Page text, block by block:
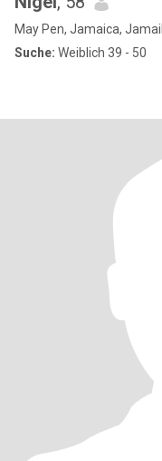
May Pen, Jamaica,
Suche: Weiblich 39 - 50